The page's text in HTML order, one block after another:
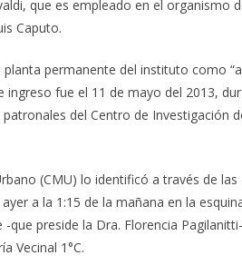
que es empleado en el organismo
Caputo.
permanente del instituto como
ingreso fue el 11 de mayo del 2013,
del Centro de Investigación
(CMU) lo identificó a través de
a la 1:15 de la mañana en la
-que preside la Dra. Florencia
Vecinal 1°C.